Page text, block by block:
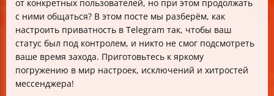
Проверяем, что настройки приватности работают на
всех устройствах
Различия в приватности между мобильной,
десктопной и веб-версиями
Виджет Telegram на iPhone/Android и приватность
Баланс между приватностью и удобством общения
Как вернуть открытость и проверить, кто видит ваш
от конкретных пользователей, но при этом продолжать
с ними общаться? В этом посте мы разберём, как
настроить приватность в Telegram так, чтобы ваш
статус был под контролем, и никто не смог подсмотреть
ваше время захода. Приготовьтесь к яркому
погружению в мир настроек, исключений и хитростей
мессенджера!